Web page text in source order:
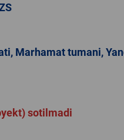
Marhamat tumani,
sotilmadi